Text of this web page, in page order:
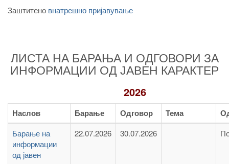
Заштитено внатрешно пријавување
ЛИСТА НА БАРАЊА И ОДГОВОРИ ЗА
ИНФОРМАЦИИ ОД ЈАВЕН КАРАКТЕР
2026
Наслов Барање Одговор Тема
Барање на
информации
од јавен
22.07.2026 30.07.2026